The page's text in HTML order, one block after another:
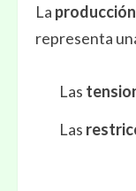
La
representa
Las
Las